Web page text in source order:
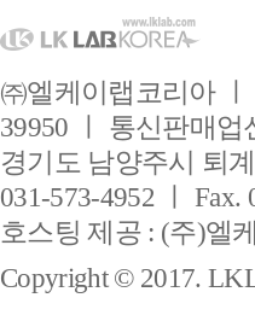
㈜엘케이랩코리아
39950 ㅣ 통신판매
경기도 남양주시 퇴
031-573-4952 ㅣ Fax.
호스팅 제공 : (주)엘
Copyright © 2017.